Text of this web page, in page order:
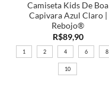
Camiseta Kids De Boa
Capivara Azul Claro |
Rebojo®
R$89,90
1 2 4 6 8
10